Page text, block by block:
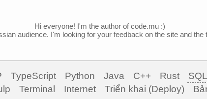
Hi everyone! I'm the author of code.mu :)
audience. I'm looking for your feedback on the site and the
TypeScript Python Java C++ Rust SQL
Terminal Internet Triển khai (Deploy)